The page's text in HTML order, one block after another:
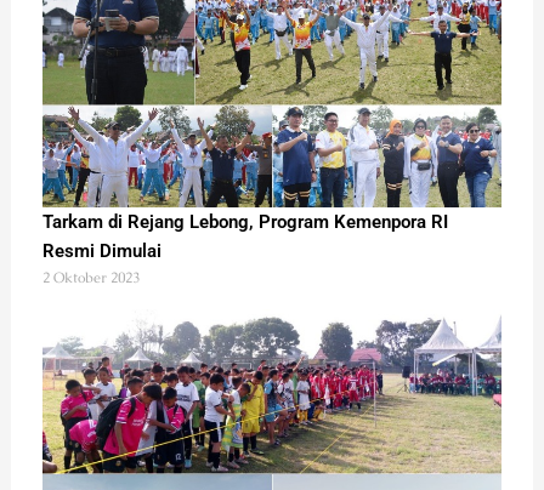
Tarkam di Rejang Lebong, Program Kemenpora RI
Resmi Dimulai
2 Oktober 2023